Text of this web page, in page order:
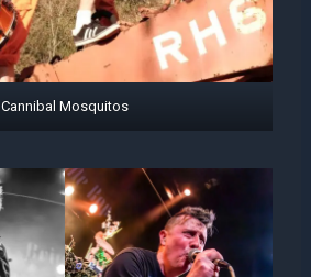
Cannibal Mosquitos